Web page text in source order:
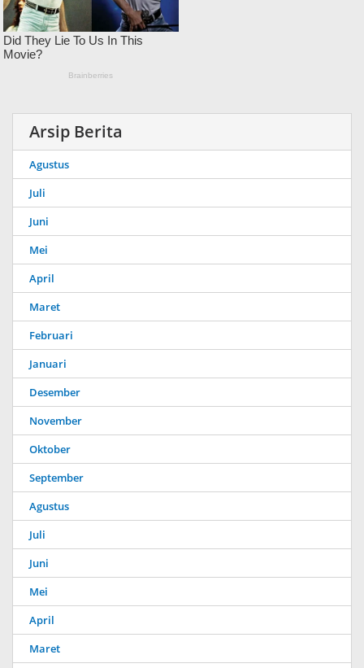
Arsip Berita
Agustus
Juli
Juni
Mei
April
Maret
Februari
Januari
Desember
November
Oktober
September
Agustus
Juli
Juni
Mei
April
Maret